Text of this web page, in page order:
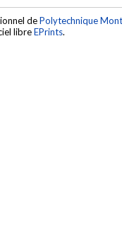
dePolytechnique
libreEPrints.